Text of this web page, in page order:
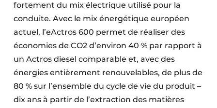
fortement du mix électrique utilisé pour la
conduite. Avec le mix énergétique européen
actuel, l’eActros 600 permet de réaliser des
économies de CO2 d’environ 40 % par rapport à
un Actros diesel comparable et, avec des
énergies entièrement renouvelables, de plus de
80 % sur l’ensemble du cycle de vie du produit –
dix ans à partir de l’extraction des matières